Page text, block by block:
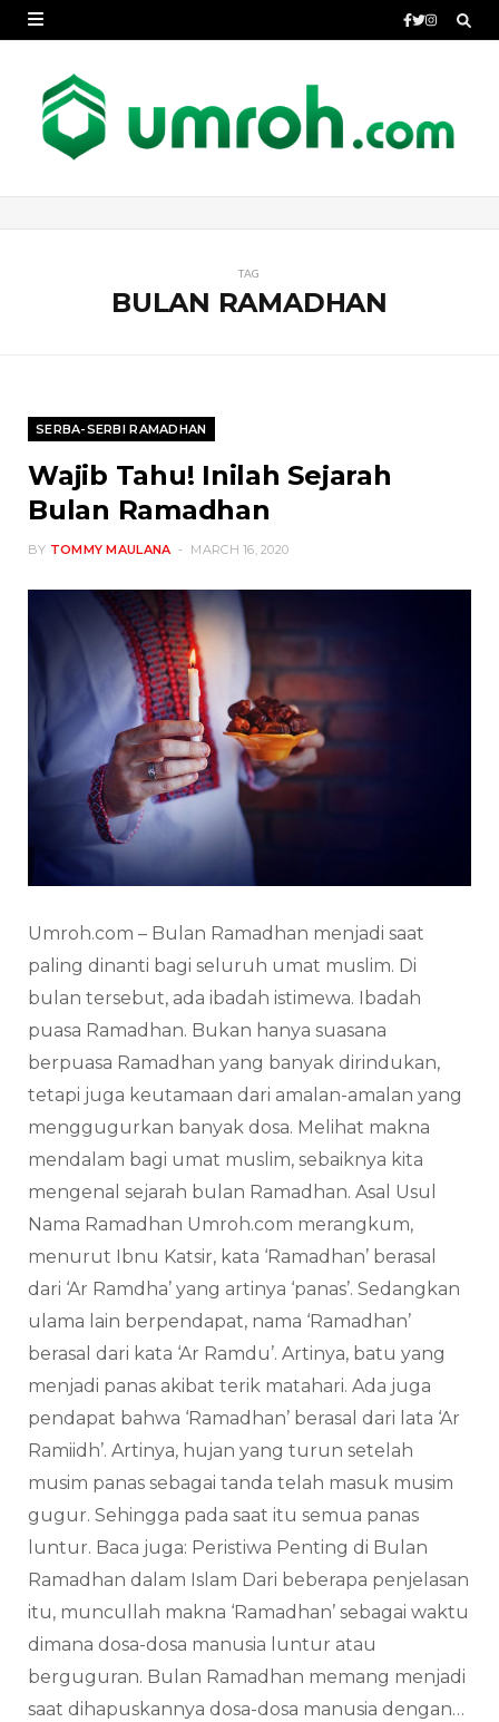
TAG
BULAN RAMADHAN
SERBA-SERBI RAMADHAN
Wajib Tahu! Inilah Sejarah
Bulan Ramadhan
BY TOMMY MAULANA MARCH 16, 2020
Umroh.com – Bulan Ramadhan menjadi saat
paling dinanti bagi seluruh umat muslim. Di
bulan tersebut, ada ibadah istimewa. Ibadah
puasa Ramadhan. Bukan hanya suasana
berpuasa Ramadhan yang banyak dirindukan,
tetapi juga keutamaan dari amalan-amalan yang
menggugurkan banyak dosa. Melihat makna
mendalam bagi umat muslim, sebaiknya kita
mengenal sejarah bulan Ramadhan. Asal Usul
Nama Ramadhan Umroh.com merangkum,
menurut Ibnu Katsir, kata ‘Ramadhan’ berasal
dari ‘Ar Ramdha’ yang artinya ‘panas’. Sedangkan
ulama lain berpendapat, nama ‘Ramadhan’
berasal dari kata ‘Ar Ramdu’. Artinya, batu yang
menjadi panas akibat terik matahari. Ada juga
pendapat bahwa ‘Ramadhan’ berasal dari lata ‘Ar
Ramiidh’. Artinya, hujan yang turun setelah
musim panas sebagai tanda telah masuk musim
gugur. Sehingga pada saat itu semua panas
luntur. Baca juga: Peristiwa Penting di Bulan
Ramadhan dalam Islam Dari beberapa penjelasan
itu, muncullah makna ‘Ramadhan’ sebagai waktu
dimana dosa-dosa manusia luntur atau
berguguran. Bulan Ramadhan memang menjadi
saat dihapuskannya dosa-dosa manusia dengan…